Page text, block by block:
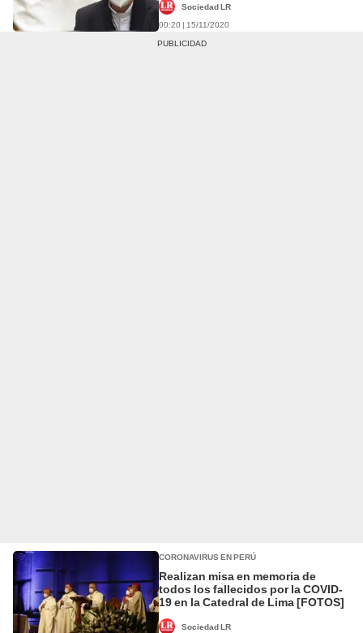
Sociedad LR
00:20 | 15/11/2020
CORONAVIRUS EN PERÚ
Realizan misa en memoria de
todos los fallecidos por la COVID-
19 en la Catedral de Lima [FOTOS]
Sociedad LR